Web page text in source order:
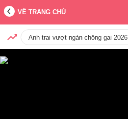
VỀ TRANG CHỦ
Anh trai vượt ngàn chông gai 2026